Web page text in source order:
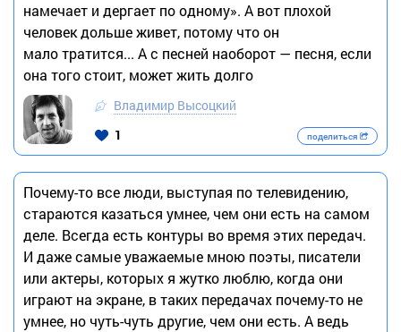
намечает и дергает по одному». А вот плохой
человек дольше живет, потому что он
мало тратится... А с песней наоборот — песня, если
она того стоит, может жить долго
Владимир Высоцкий
1
поделиться
Почему-то все люди, выступая по телевидению,
стараются казаться умнее, чем они есть на самом
деле. Всегда есть контуры во время этих передач.
И даже самые уважаемые мною поэты, писатели
или актеры, которых я жутко люблю, когда они
играют на экране, в таких передачах почему-то не
умнее, но чуть-чуть другие, чем они есть. А ведь